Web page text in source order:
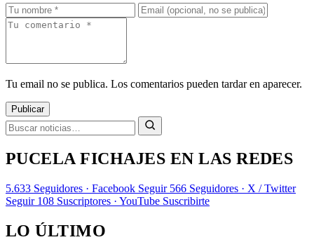
Tu email no se publica. Los comentarios pueden tardar en aparecer.
Publicar
PUCELA FICHAJES EN LAS REDES
5.633 Seguidores · Facebook Seguir 566 Seguidores · X / Twitter
Seguir 108 Suscriptores · YouTube Suscribirte
LO ÚLTIMO